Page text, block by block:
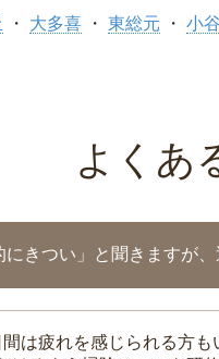
大多喜 東総元 小
よくあ
きつい」と聞きますが
は疲れを感じられる方も